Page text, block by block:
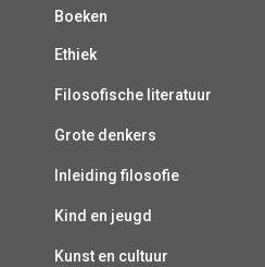
Boeken
Ethiek
Filosofische literatuur
Grote denkers
Inleiding filosofie
Kind en jeugd
Kunst en cultuur